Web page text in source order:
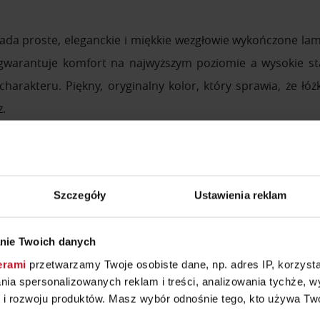
Szczegóły Ustawienia reklam
Twoich danych
przetwarzamy Twoje osobiste dane, np. adres IP,
spersonalizowanych reklam i treści, analizowania tychże,
rozwoju produktów. Masz wybór odnośnie tego, kto używa
proste, eleganckie i miękkie wezgłowie wykończone
komfort na najwyższym poziomie a wysokie
Piękny, oryginalny kolor, który sprawia, że